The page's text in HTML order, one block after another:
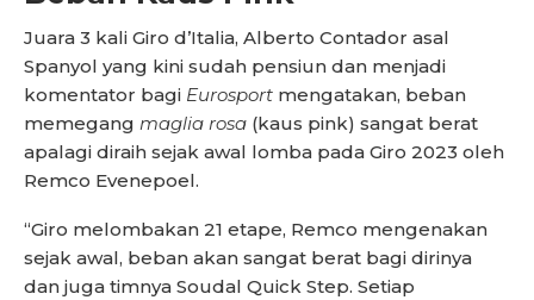
Juara 3 kali Giro d’Italia, Alberto Contador asal
Spanyol yang kini sudah pensiun dan menjadi
komentator bagi Eurosport mengatakan, beban
memegang maglia rosa (kaus pink) sangat berat
apalagi diraih sejak awal lomba pada Giro 2023 oleh
Remco Evenepoel.
“Giro melombakan 21 etape, Remco mengenakan
sejak awal, beban akan sangat berat bagi dirinya
dan juga timnya Soudal Quick Step. Setiap